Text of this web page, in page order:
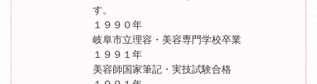
す。
１９９０年
岐阜市立理容・美容専門学校卒業
１９９１年
美容師国家筆記・実技試験合格